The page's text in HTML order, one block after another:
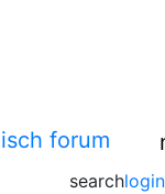
login
search